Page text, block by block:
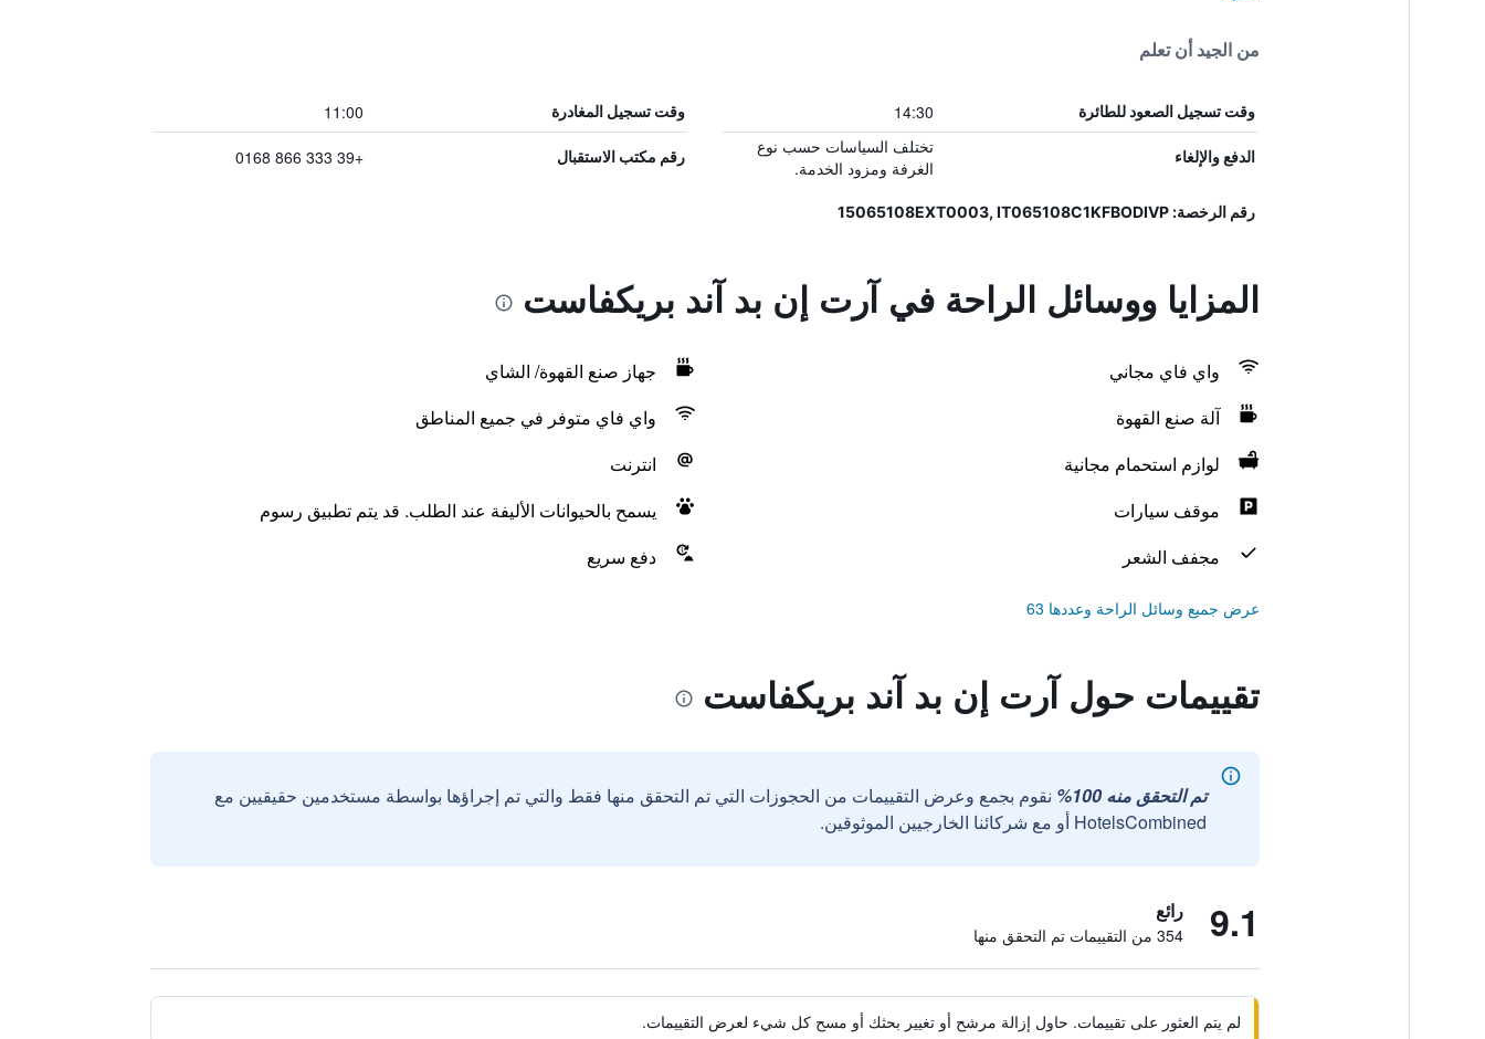
من الجيد أن تعلم
وقت تسجيل الصعود للطائرة 14:30 وقت تسجيل المغادرة 11:00
الدفع والإلغاء
تختلف السياسات حسب نوع
الغرفة ومزود الخدمة.
رقم مكتب الاستقبال +39 333 866 0168
رقم الرخصة: 15065108EXT0003, IT065108C1KFBODIVP
المزايا ووسائل الراحة في آرت إن بد آند بريكفاست
واي فاي مجاني
جهاز صنع القهوة/ الشاي
آلة صنع القهوة
واي فاي متوفر في جميع المناطق
لوازم استحمام مجانية
انترنت
موقف سيارات
يسمح بالحيوانات الأليفة عند الطلب. قد يتم تطبيق رسوم
مجفف الشعر
دفع سريع
عرض جميع وسائل الراحة وعددها 63
تقييمات حول آرت إن بد آند بريكفاست
تم التحقق منه 100%
نقوم بجمع وعرض التقييمات من الحجوزات التي تم التحقق منها فقط والتي تم إجراؤها بواسطة مستخدمين حقيقيين مع
HotelsCombined أو مع شركائنا الخارجيين الموثوقين.
9.1 رائع
354 من التقييمات تم التحقق منها
لم يتم العثور على تقييمات. حاول إزالة مرشح أو تغيير بحثك أو مسح كل شيء لعرض التقييمات.